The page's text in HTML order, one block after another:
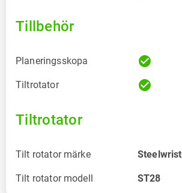
Tillbehör
Planeringsskopa check_circle
Tiltrotator check_circle
Tiltrotator
Tilt rotator märke Steelwrist
Tilt rotator modell ST28